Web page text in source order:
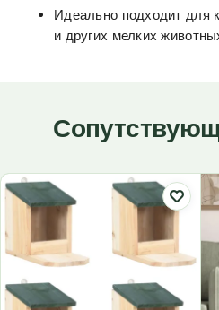
Идеально подходит для
и других мелких